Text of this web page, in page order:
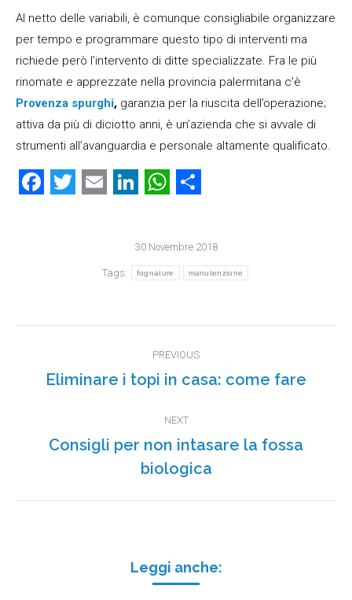
Al netto delle variabili, è comunque consigliabile organizzare
per tempo e programmare questo tipo di interventi ma
richiede però l’intervento di ditte specializzate. Fra le più
rinomate e apprezzate nella provincia palermitana c’è
Provenza spurghi, garanzia per la riuscita dell’operazione;
attiva da più di diciotto anni, è un’azienda che si avvale di
strumenti all’avanguardia e personale altamente qualificato.
Facebook
Twitter
EmailLinkedInWhatsApp
30 Novembre 2018
Tags: fognature manutenzione
PREVIOUS
Previous
Eliminare i topi in casa: come fare
NEXT
Next
post:
Consigli per non intasare la fossa
biologica
Leggi anche: